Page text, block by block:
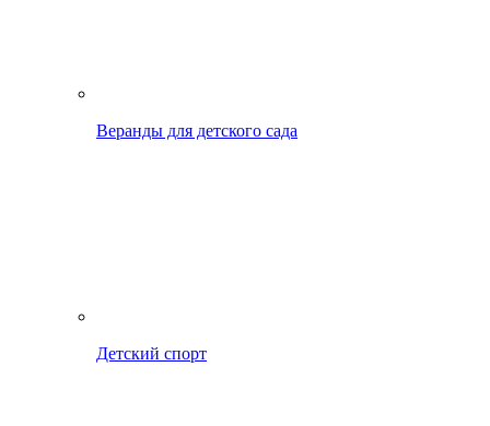
Веранды для детского сада
Детский спорт